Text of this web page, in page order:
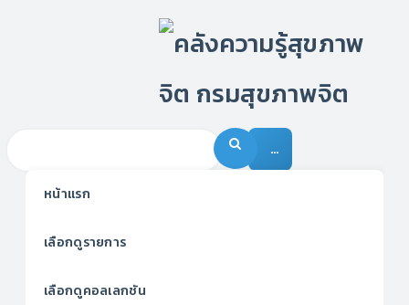
…
หน้าแรก
เลือกดูรายการ
เลือกดูคอลเลกชัน